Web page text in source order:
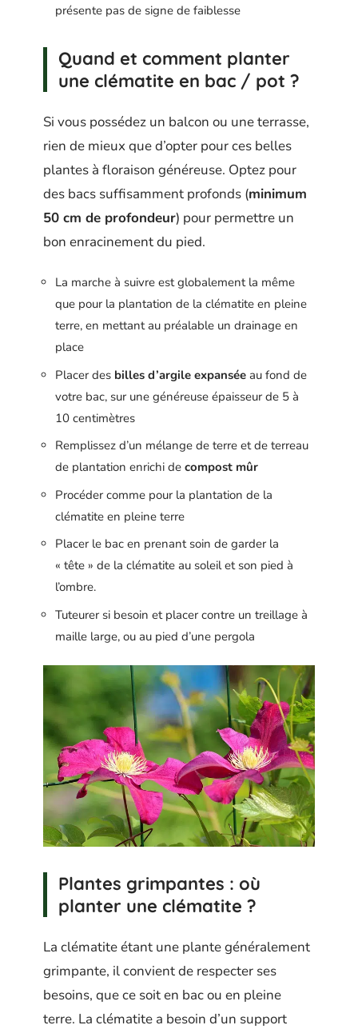
présente pas de signe de faiblesse
Quand et comment planter
une clématite en bac / pot ?
Si vous possédez un balcon ou une terrasse,
rien de mieux que d’opter pour ces belles
plantes à floraison généreuse. Optez pour
des bacs suffisamment profonds (minimum
50 cm de profondeur) pour permettre un
bon enracinement du pied.
La marche à suivre est globalement la même
que pour la plantation de la clématite en pleine
terre, en mettant au préalable un drainage en
place
Placer des billes d’argile expansée au fond de
votre bac, sur une généreuse épaisseur de 5 à
10 centimètres
Remplissez d’un mélange de terre et de terreau
de plantation enrichi de compost mûr
Procéder comme pour la plantation de la
clématite en pleine terre
Placer le bac en prenant soin de garder la
« tête » de la clématite au soleil et son pied à
l’ombre.
Tuteurer si besoin et placer contre un treillage à
maille large, ou au pied d’une pergola
Plantes grimpantes : où
planter une clématite ?
La clématite étant une plante généralement
grimpante, il convient de respecter ses
besoins, que ce soit en bac ou en pleine
terre. La clématite a besoin d’un support